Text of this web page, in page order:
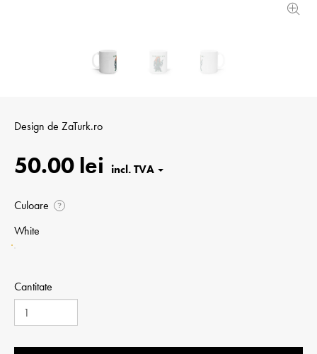
Design de ZaTurk.ro
50.00 lei
Culoare ?
White
Cantitate